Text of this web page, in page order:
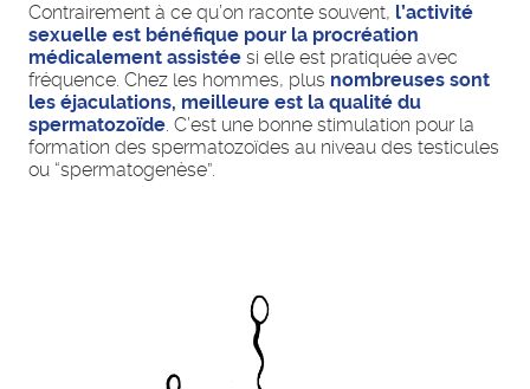
Contrairement à ce qu’on raconte souvent, l’activité
sexuelle est bénéfique pour la procréation
médicalement assistée si elle est pratiquée avec
fréquence. Chez les hommes, plus nombreuses sont
les éjaculations, meilleure est la qualité du
spermatozoïde. C’est une bonne stimulation pour la
formation des spermatozoïdes au niveau des testicules
ou “spermatogenèse”.